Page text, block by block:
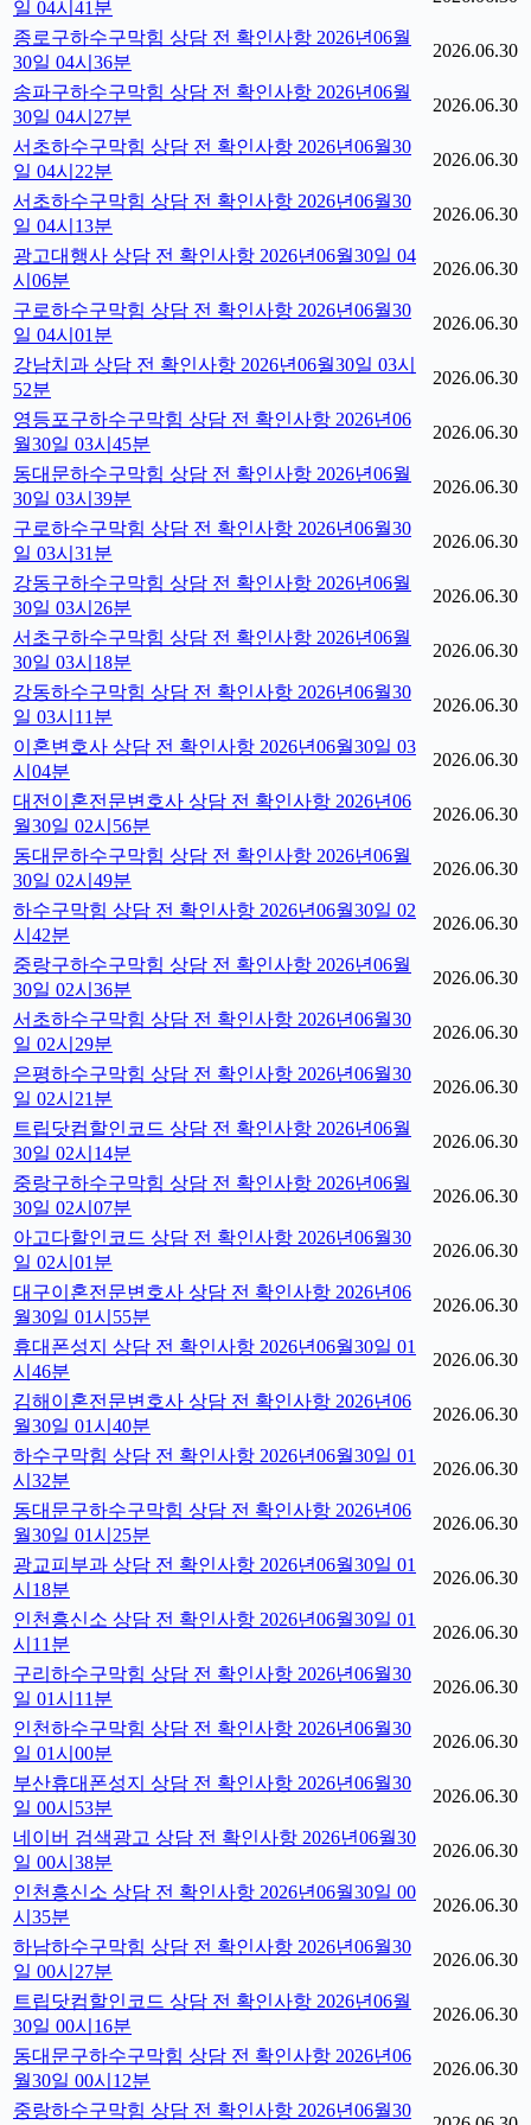
일 04시41분
종로구하수구막힘 상담 전 확인사항 2026년06월
30일 04시36분
2026.06.30
송파구하수구막힘 상담 전 확인사항 2026년06월
30일 04시27분
2026.06.30
서초하수구막힘 상담 전 확인사항 2026년06월30
일 04시22분
2026.06.30
서초하수구막힘 상담 전 확인사항 2026년06월30
일 04시13분
2026.06.30
광고대행사 상담 전 확인사항 2026년06월30일 04
시06분
2026.06.30
구로하수구막힘 상담 전 확인사항 2026년06월30
일 04시01분
2026.06.30
강남치과 상담 전 확인사항 2026년06월30일 03시
52분
2026.06.30
영등포구하수구막힘 상담 전 확인사항 2026년06
월30일 03시45분
2026.06.30
동대문하수구막힘 상담 전 확인사항 2026년06월
30일 03시39분
2026.06.30
구로하수구막힘 상담 전 확인사항 2026년06월30
일 03시31분
2026.06.30
강동구하수구막힘 상담 전 확인사항 2026년06월
30일 03시26분
2026.06.30
서초구하수구막힘 상담 전 확인사항 2026년06월
30일 03시18분
2026.06.30
강동하수구막힘 상담 전 확인사항 2026년06월30
일 03시11분
2026.06.30
이혼변호사 상담 전 확인사항 2026년06월30일 03
시04분
2026.06.30
대전이혼전문변호사 상담 전 확인사항 2026년06
월30일 02시56분
2026.06.30
동대문하수구막힘 상담 전 확인사항 2026년06월
30일 02시49분
2026.06.30
하수구막힘 상담 전 확인사항 2026년06월30일 02
시42분
2026.06.30
중랑구하수구막힘 상담 전 확인사항 2026년06월
30일 02시36분
2026.06.30
서초하수구막힘 상담 전 확인사항 2026년06월30
일 02시29분
2026.06.30
은평하수구막힘 상담 전 확인사항 2026년06월30
일 02시21분
2026.06.30
트립닷컴할인코드 상담 전 확인사항 2026년06월
30일 02시14분
2026.06.30
중랑구하수구막힘 상담 전 확인사항 2026년06월
30일 02시07분
2026.06.30
아고다할인코드 상담 전 확인사항 2026년06월30
일 02시01분
2026.06.30
대구이혼전문변호사 상담 전 확인사항 2026년06
월30일 01시55분
2026.06.30
휴대폰성지 상담 전 확인사항 2026년06월30일 01
시46분
2026.06.30
김해이혼전문변호사 상담 전 확인사항 2026년06
월30일 01시40분
2026.06.30
하수구막힘 상담 전 확인사항 2026년06월30일 01
시32분
2026.06.30
동대문구하수구막힘 상담 전 확인사항 2026년06
월30일 01시25분
2026.06.30
광교피부과 상담 전 확인사항 2026년06월30일 01
시18분
2026.06.30
인천흥신소 상담 전 확인사항 2026년06월30일 01
시11분
2026.06.30
구리하수구막힘 상담 전 확인사항 2026년06월30
일 01시11분
2026.06.30
인천하수구막힘 상담 전 확인사항 2026년06월30
일 01시00분
2026.06.30
부산휴대폰성지 상담 전 확인사항 2026년06월30
일 00시53분
2026.06.30
네이버 검색광고 상담 전 확인사항 2026년06월30
일 00시38분
2026.06.30
인천흥신소 상담 전 확인사항 2026년06월30일 00
시35분
2026.06.30
하남하수구막힘 상담 전 확인사항 2026년06월30
일 00시27분
2026.06.30
트립닷컴할인코드 상담 전 확인사항 2026년06월
30일 00시16분
2026.06.30
동대문구하수구막힘 상담 전 확인사항 2026년06
월30일 00시12분
2026.06.30
중랑하수구막힘 상담 전 확인사항 2026년06월30